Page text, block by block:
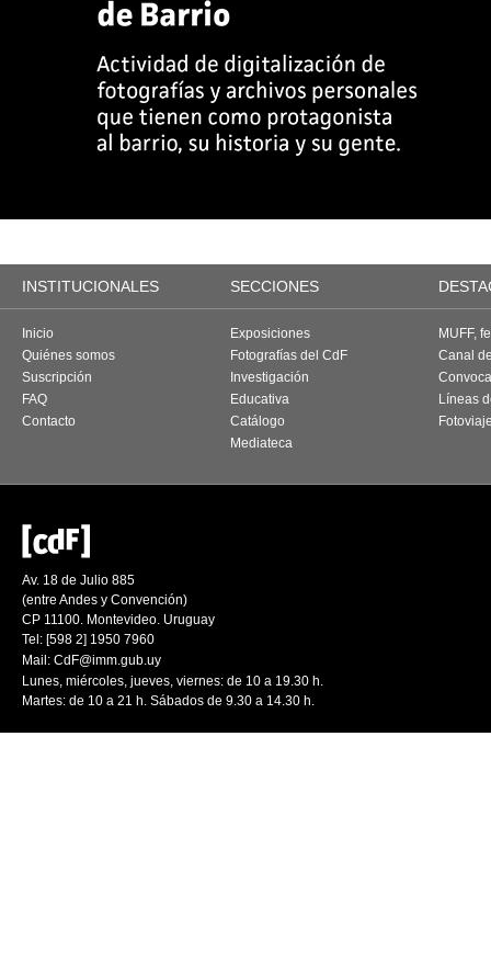
INSTITUCIONALES SECCIONES
Inicio
Quiénes somos
Suscripción
FAQ
Contacto
Exposiciones
Fotografías del CdF
Investigación
Educativa
Catálogo
Mediateca
MUFF,
Canal
Líneas
Av. 18 de Julio 885
(entre Andes y Convención)
CP 11100. Montevideo. Uruguay
Tel: [598 2] 1950 7960
Mail: CdF@imm.gub.uy
Lunes, miércoles, jueves, viernes: de 10 a 19.30 h.
Martes: de 10 a 21 h. Sábados de 9.30 a 14.30 h.